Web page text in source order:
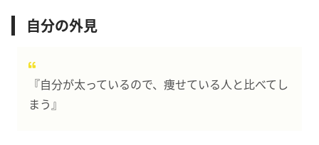
自分の外見
『自分が太っているので、痩せている人と比べてし
まう』